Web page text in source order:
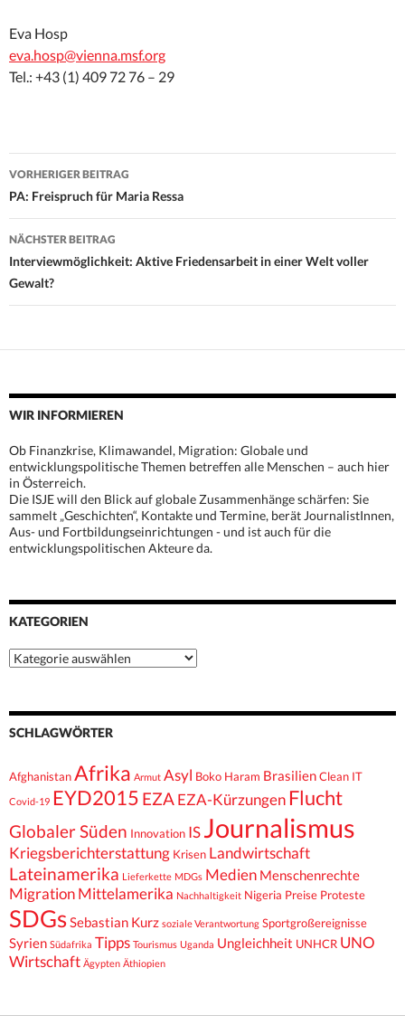
Eva Hosp
eva.hosp@vienna.msf.org
Tel.: +43 (1) 409 72 76 – 29
Beitrags-
Navigation
VORHERIGER BEITRAG
PA: Freispruch für Maria Ressa
NÄCHSTER BEITRAG
Interviewmöglichkeit: Aktive Friedensarbeit in einer Welt voller
Gewalt?
WIR INFORMIEREN
Ob Finanzkrise, Klimawandel, Migration: Globale und
entwicklungspolitische Themen betreffen alle Menschen – auch hier
in Österreich.
Die ISJE will den Blick auf globale Zusammenhänge schärfen: Sie
sammelt „Geschichten“, Kontakte und Termine, berät JournalistInnen,
Aus- und Fortbildungseinrichtungen - und ist auch für die
entwicklungspolitischen Akteure da.
KATEGORIEN
Kategorien
SCHLAGWÖRTER
AfghanistanAfrika Armut Asyl Boko Haram BrasilienClean IT
Covid-19 EYD2015 EZA EZA-Kürzungen Flucht
Globaler Süden Innovation IS Journalismus
Kriegsberichterstattung Krisen Landwirtschaft
Lateinamerika Lieferkette MDGs Medien Menschenrechte
Migration Mittelamerika Nachhaltigkeit Nigeria Preise Proteste
SDGsSebastian Kurz soziale Verantwortung Sportgroßereignisse
Syrien Südafrika Tipps Tourismus Uganda Ungleichheit UNHCR UNO
Wirtschaft Ägypten Äthiopien